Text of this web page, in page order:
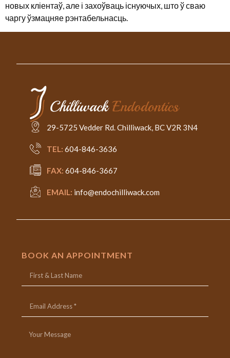
новых кліентаў, але і захоўваць існуючых, што ў сваю
чаргу ўзмацняе рэнтабельнасць.
29-5725 Vedder Rd. Chilliwack, BC V2R 3N4
TEL: 604-846-3636
FAX: 604-846-3667
EMAIL: info@endochilliwack.com
BOOK AN APPOINTMENT